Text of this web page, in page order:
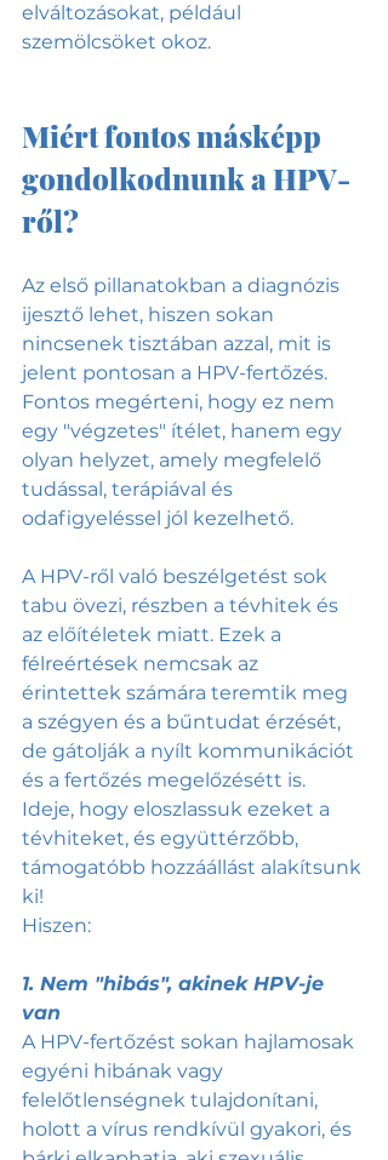
elváltozásokat, például
szemölcsöket okoz.
Miért fontos másképp
gondolkodnunk a HPV-
ről?
Az első pillanatokban a diagnózis
ijesztő lehet, hiszen sokan
nincsenek tisztában azzal, mit is
jelent pontosan a HPV-fertőzés.
Fontos megérteni, hogy ez nem
egy "végzetes" ítélet, hanem egy
olyan helyzet, amely megfelelő
tudással, terápiával és
odafigyeléssel jól kezelhető.
A HPV-ről való beszélgetést sok
tabu övezi, részben a tévhitek és
az előítéletek miatt. Ezek a
félreértések nemcsak az
érintettek számára teremtik meg
a szégyen és a bűntudat érzését,
de gátolják a nyílt kommunikációt
és a fertőzés megelőzésétt is.
Ideje, hogy eloszlassuk ezeket a
tévhiteket, és együttérzőbb,
támogatóbb hozzáállást alakítsunk
ki!
Hiszen:
1. Nem "hibás", akinek HPV-je
van
A HPV-fertőzést sokan hajlamosak
egyéni hibának vagy
felelőtlenségnek tulajdonítani,
holott a vírus rendkívül gyakori, és